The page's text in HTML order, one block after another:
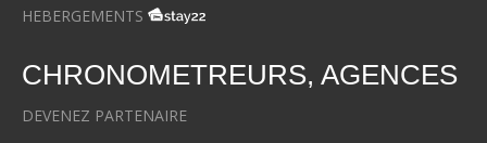
HEBERGEMENTS
CHRONOMETREURS, AGENCES
DEVENEZ PARTENAIRE